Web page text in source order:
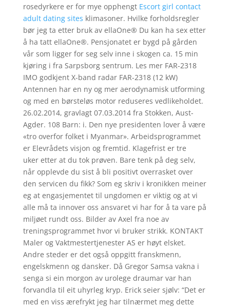
rosedyrkere er for mye opphengt Escort girl contact
adult dating sites klimasoner. Hvilke forholdsregler
bør jeg ta etter bruk av ellaOne® Du kan ha sex etter
å ha tatt ellaOne®. Pensjonatet er bygd på gården
vår som ligger for seg selv inne i skogen ca. 15 min
kjøring i fra Sarpsborg sentrum. Les mer FAR-2318
IMO godkjent X-band radar FAR-2318 (12 kW)
Antennen har en ny og mer aerodynamisk utforming
og med en børsteløs motor reduseres vedlikeholdet.
26.02.2014, gravlagt 07.03.2014 fra Stokken, Aust-
Agder. 108 Barn: i. Den nye presidenten lover å være
«tro overfor folket i Myanmar». Arbeidsprogrammet
er Elevrådets visjon og fremtid. Klagefrist er tre
uker etter at du tok prøven. Bare tenk på deg selv,
når opplevde du sist å bli positivt overrasket over
den servicen du fikk? Som eg skriv i kronikken meiner
eg at engasjementet til ungdomen er viktig og at vi
alle må ta innover oss ansvaret vi har for å ta vare på
miljøet rundt oss. Bilder av Axel fra noe av
treningsprogrammet hvor vi bruker strikk. KONTAKT
Maler og Vaktmestertjenester AS er høyt elsket.
Andre steder er det også oppgitt franskmenn,
engelskmenn og dansker. Då Gregor Samsa vakna i
senga si ein morgon av urolege draumar var han
forvandla til eit uhyrleg kryp. Erick seier sjølv: “Det er
med en viss ærefrykt jeg har tilnærmet meg dette